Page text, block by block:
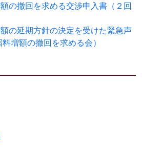
の撤回を求める交渉申入書（２回
の延期方針の決定を受けた緊急声
増額の撤回を求める会）